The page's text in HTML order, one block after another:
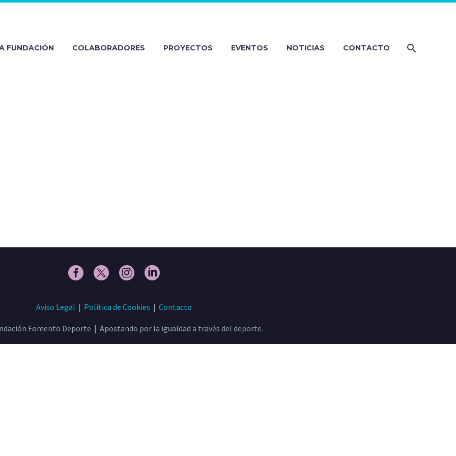
FUNDACIÓN COLABORADORES PROYECTOS EVENTOS NOTICIAS CONTACTO
Aviso Legal | Política de Cookies | Contacto
Fomento Deporte | Apostando por la igualdad a través del deporte.